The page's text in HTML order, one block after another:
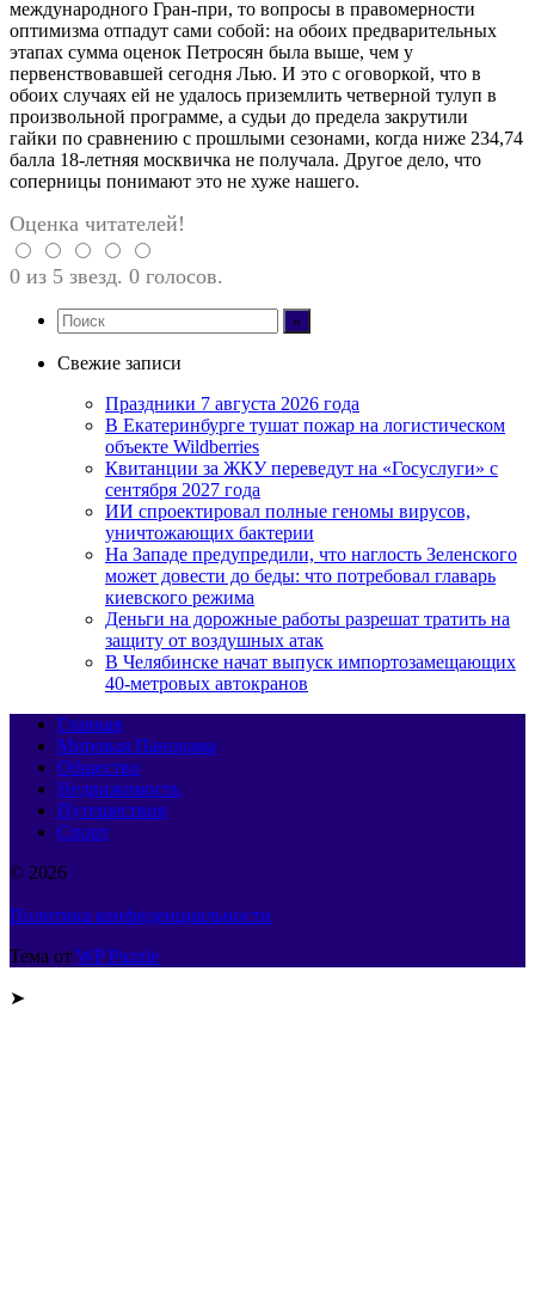
международного Гран-при, то вопросы в правомерности
оптимизма отпадут сами собой: на обоих предварительных
этапах сумма оценок Петросян была выше, чем у
первенствовавшей сегодня Лью. И это с оговоркой, что в
обоих случаях ей не удалось приземлить четверной тулуп в
произвольной программе, а судьи до предела закрутили
гайки по сравнению с прошлыми сезонами, когда ниже 234,74
балла 18-летняя москвичка не получала. Другое дело, что
соперницы понимают это не хуже нашего.
Оценка читателей!
0 из 5 звезд. 0 голосов.
Свежие записи
Праздники 7 августа 2026 года
В Екатеринбурге тушат пожар на логистическом
объекте Wildberries
Квитанции за ЖКУ переведут на «Госуслуги» с
сентября 2027 года
ИИ спроектировал полные геномы вирусов,
уничтожающих бактерии
На Западе предупредили, что наглость Зеленского
может довести до беды: что потребовал главарь
киевского режима
Деньги на дорожные работы разрешат тратить на
защиту от воздушных атак
В Челябинске начат выпуск импортозамещающих
40-метровых автокранов
Главная
Мировая Панорама
Общество
Недвижимость
Путешествия
Спорт
© 2026
Политика конфиденциальности
Тема от WP Puzzle
➤